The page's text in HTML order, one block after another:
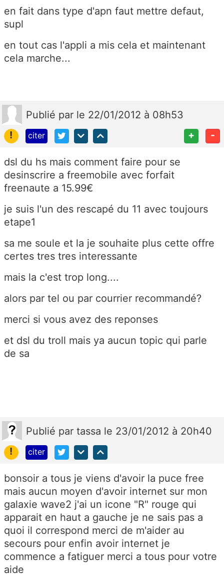
en fait dans type d'apn faut mettre defaut,
supl
en tout cas l'appli a mis cela et maintenant
cela marche...
Publié par le 22/01/2012 à 08h53
!
citer + -
dsl du hs mais comment faire pour se
desinscrire a freemobile avec forfait
freenaute a 15.99€
je suis l'un des rescapé du 11 avec toujours
etape1
sa me soule et la je souhaite plus cette offre
certes tres tres interessante
mais la c'est trop long....
alors par tel ou par courrier recommandé?
merci si vous avez des reponses
et dsl du troll mais ya aucun topic qui parle
de sa
Publié par tassa le 23/01/2012 à 20h40
!
citer
bonsoir a tous je viens d'avoir la puce free
mais aucun moyen d'avoir internet sur mon
galaxie wave2 j'ai un icone "R" rouge qui
apparait en haut a gauche je ne sais pas a
quoi il correspond merci de m'aider au
secours pour enfin avoir internet je
commence a fatiguer merci a tous pour votre
aide